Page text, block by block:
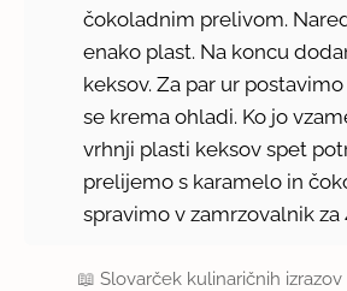
čokoladnim prelivom.
enako plast. Na koncu
keksov. Za par ur
se krema ohladi. Ko jo
vrhnji plasti keksov spet
prelijemo s karamelo in
spravimo v zamrzovalnik za
📖Slovarček kulinaričnih izrazov